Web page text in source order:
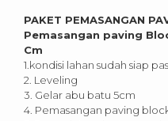
PAKET PEMASANGAN
Pemasangan paving
Cm
1.kondisi lahan sudah siap
2. Leveling
3. Gelar abu batu 5cm
4. Pemasangan paving